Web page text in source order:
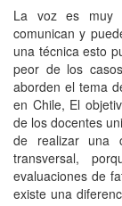
La voz es muy
comunican y
una técnica esto
peor de los
aborden el tema
en Chile, El
de los docentes
de realizar una
transversal,
evaluaciones de
existe una